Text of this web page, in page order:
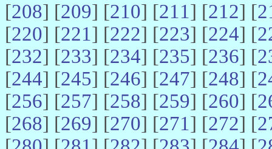
[208] [209] [210] [211] [212] [
[220] [221] [222] [223] [224] [
[232] [233] [234] [235] [236] [
[244] [245] [246] [247] [248] [
[256] [257] [258] [259] [260] [
[268] [269] [270] [271] [272] [